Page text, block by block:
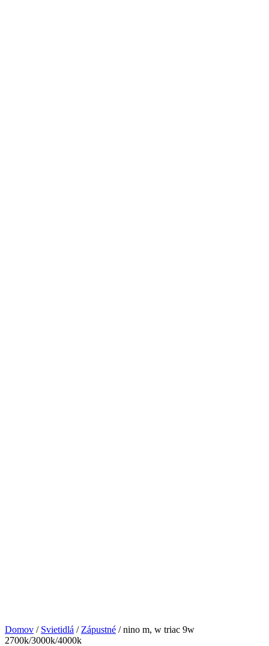
Domov / Svietidlá / Zápustné / nino m, w triac 9w
2700k/3000k/4000k